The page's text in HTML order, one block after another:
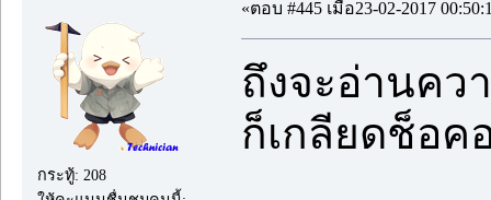
กระทู้: 208
«ตอบ #445 เมื่อ23-02-2017
ถึงจะอ่านคว
ก็เกลียดช็อค